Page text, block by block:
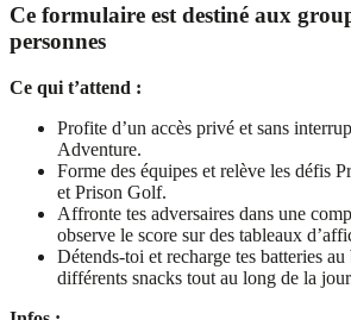
Ce formulaire est destiné aux
personnes
Ce qui t’attend :
Profite d’un accès privé et sans
Adventure.
Forme des équipes et relève les défis
et Prison Golf.
Affronte tes adversaires dans une
observe le score sur des tableaux
Détends-toi et recharge tes batteries
différents snacks tout au long de la